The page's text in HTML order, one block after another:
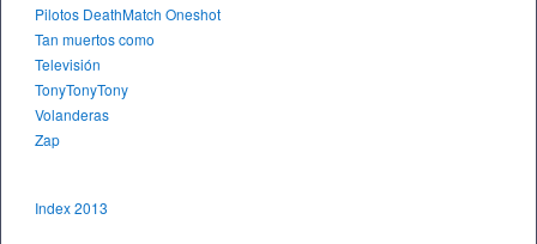
Pilotos DeathMatch Oneshot
Tan muertos como
Televisión
TonyTonyTony
Volanderas
Zap
Index 2013